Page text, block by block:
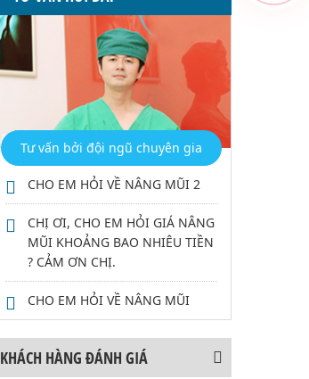
Tư vấn bởi đội ngũ chuyên gia
CHO EM HỎI VỀ NÂNG MŨI 2
CHỊ ƠI, CHO EM HỎI GIÁ NÂNG
MŨI KHOẢNG BAO NHIÊU TIỀN
? CẢM ƠN CHỊ.
CHO EM HỎI VỀ NÂNG MŨI
KHÁCH HÀNG ĐÁNH GIÁ